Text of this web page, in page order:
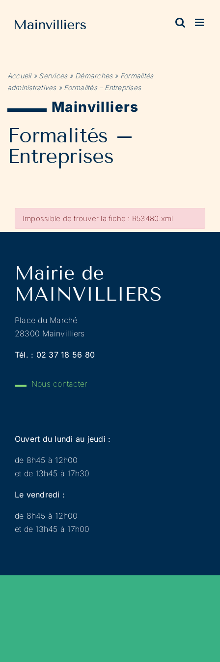
contenu
Accueil» Services» Démarches» Formalités
administratives» Formalités – Entreprises
Mainvilliers
Formalités –
Entreprises
Impossible de trouver la fiche : R53480.xml
Place du Marché
28300 Mainvilliers
Tél. : 02 37 18 56 80
Nous contacter
Ouvert du lundi au jeudi :
de 8h45 à 12h00
et de 13h45 à 17h30
Le vendredi :
de 8h45 à 12h00
et de 13h45 à 17h00